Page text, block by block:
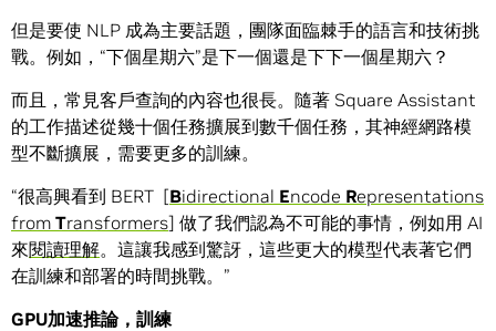
但是要使 NLP 成為主要話題，團隊面臨棘手的語言和技術挑
戰。例如，“下個星期六”是下一個還是下下一個星期六？
而且，常見客戶查詢的內容也很長。隨著 Square Assistant
的工作描述從幾十個任務擴展到數千個任務，其神經網路模
型不斷擴展，需要更多的訓練。
“很高興看到 BERT [Bidirectional Encode Representations
from Transformers] 做了我們認為不可能的事情，例如用 AI
來閱讀理解。這讓我感到驚訝，這些更大的模型代表著它們
在訓練和部署的時間挑戰。”
GPU加速推論，訓練